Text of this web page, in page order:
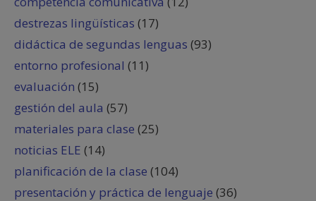
destrezas lingüísticas (17)
didáctica de segundas lenguas (93)
entorno profesional (11)
evaluación (15)
gestión del aula (57)
materiales para clase (25)
noticias ELE (14)
planificación de la clase (104)
presentación y práctica de lenguaje (36)